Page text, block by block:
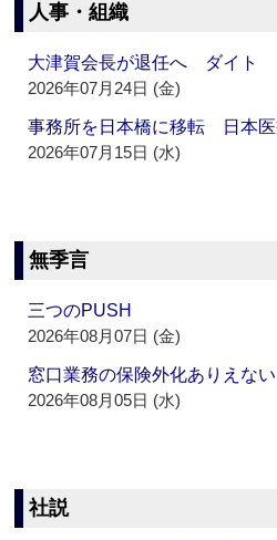
人事・組織
大津賀会長が退任へ ダイト
2026年07月24日 (金)
事務所を日本橋に移転 日本医
2026年07月15日 (水)
無季言
三つのPUSH
2026年08月07日 (金)
窓口業務の保険外化ありえない
2026年08月05日 (水)
社説